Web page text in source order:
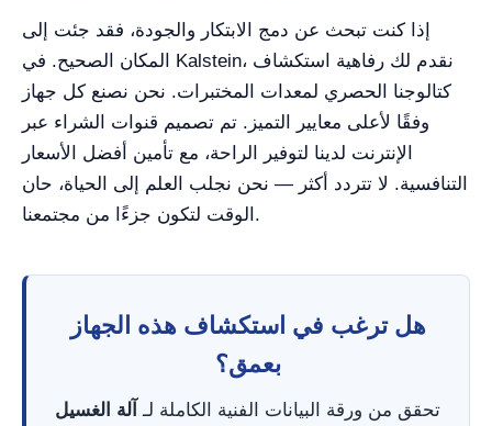
إذا كنت تبحث عن دمج الابتكار والجودة، فقد جئت إلى
المكان الصحيح. في Kalstein، نقدم لك رفاهية استكشاف
كتالوجنا الحصري لمعدات المختبرات. نحن نصنع كل جهاز
وفقًا لأعلى معايير التميز. تم تصميم قنوات الشراء عبر
الإنترنت لدينا لتوفير الراحة، مع تأمين أفضل الأسعار
التنافسية. لا تتردد أكثر — نحن نجلب العلم إلى الحياة، حان
الوقت لتكون جزءًا من مجتمعنا.
هل ترغب في استكشاف هذه الجهاز
بعمق؟
تحقق من ورقة البيانات الفنية الكاملة لـ آلة الغسيل